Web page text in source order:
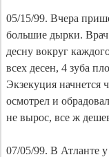
05/15/99. Вчера
большие дырки. Врач
десну вокруг
всех десен, 4 зуба
Экзекуция начнется
осмотрел и
не вырос, все ж
07/05/99. В Атланте